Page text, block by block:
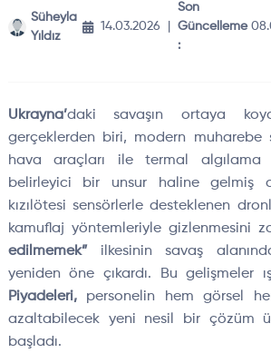
Süheyla
Yıldız
14.03.2026
Son
Güncelleme
:
Ukrayna’daki savaşın ortaya
gerçeklerden biri, modern muharebe
hava araçları ile termal algılama
belirleyici bir unsur haline gelmiş
kızılötesi sensörlerle desteklenen
kamuflaj yöntemleriyle gizlenmesini
edilmemek” ilkesinin savaş
yeniden öne çıkardı. Bu gelişmeler
Piyadeleri, personelin hem görsel
azaltabilecek yeni nesil bir çözüm
başladı.